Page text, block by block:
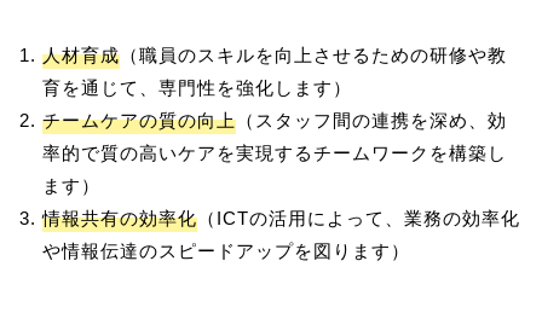
人材育成 （職員のスキルを向上させるための研修や教
育を通じて、専門性を強化します）
チームケアの質の向上 （スタッフ間の連携を深め、効
率的で質の高いケアを実現するチームワークを構築し
ます）
情報共有の効率化 （ICTの活用によって、業務の効率化
や情報伝達のスピードアップを図ります）